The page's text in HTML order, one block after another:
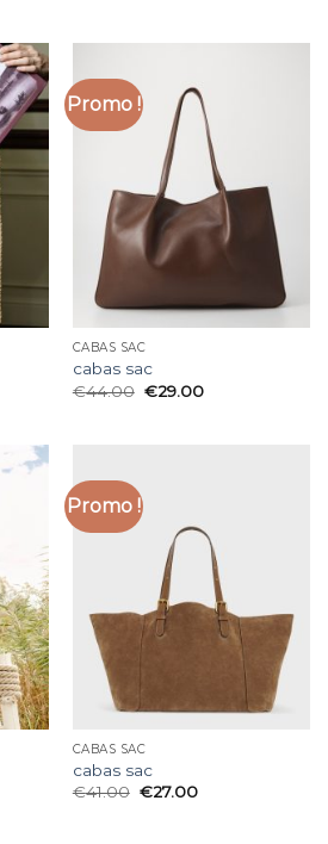
Promo !
CABAS SAC
cabas sac
€44.00 €29.00
Promo !
CABAS SAC
cabas sac
€41.00 €27.00